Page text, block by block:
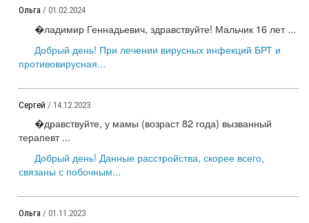
Ольга / 01.02.2024
�ладимир Геннадьевич, здравствуйте! Мальчик 16 лет ...
Добрый день! При лечении вирусных инфекций БРТ и
противовирусная...
Сергей / 14.12.2023
�дравствуйте, у мамы (возраст 82 года) вызванный
терапевт ...
Добрый день! Данные расстройства, скорее всего,
связаны с побочным...
Ольга / 01.11.2023